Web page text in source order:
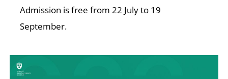
Admission is free from 22 July to 19
September.